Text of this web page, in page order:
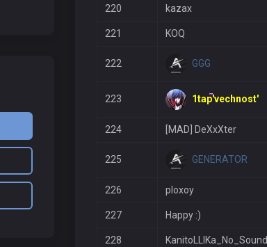
220 kazax
221 KOQ
222 GGG
223 1tap'vechnost'
224 [MAD] DeXxXter
225 GENERATOR
226 ploxoy
227 Happy :)
228 KanitoLLIKa_No_Sound